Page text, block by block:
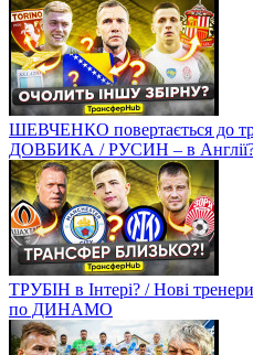
ШЕВЧЕНКО повертається до
ДОВБИКА / РУСИН – в
ТРУБІН в Інтері? / Нові
по ДИНАМО